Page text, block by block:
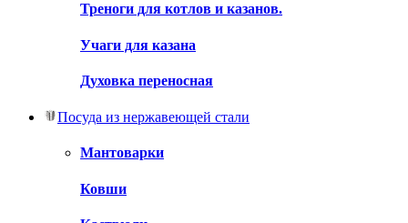
Треноги для котлов и казанов.
Учаги для казана
Духовка переносная
Посуда из нержавеющей стали
Мантоварки
Ковши